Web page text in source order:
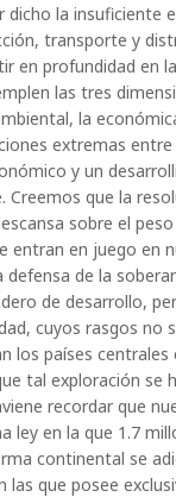
dicho la insuficiente
transporte y
en profundidad en
las tres
la
extremas
y un
Creemos que la
sobre el
entran en juego en
de la
de desarrollo,
cuyos rasgos no
los países centrales
tal exploración se
recordar que
ley en la que 1.7
continental se
las que posee